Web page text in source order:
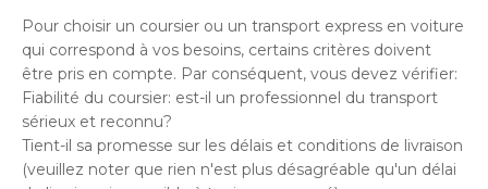
Pour choisir un coursier ou un transport express en voiture
qui correspond à vos besoins, certains critères doivent
être pris en compte. Par conséquent, vous devez vérifier:
Fiabilité du coursier: est-il un professionnel du transport
sérieux et reconnu?
Tient-il sa promesse sur les délais et conditions de livraison
(veuillez noter que rien n'est plus désagréable qu'un délai